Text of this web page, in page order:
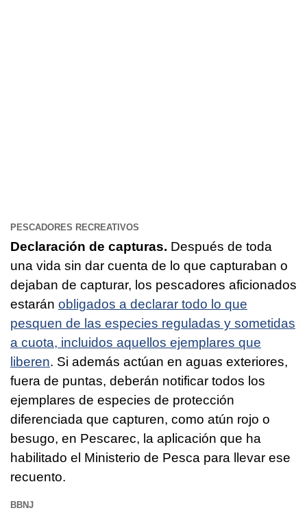
PESCADORES RECREATIVOS
Declaración de capturas. Después de toda
una vida sin dar cuenta de lo que capturaban o
dejaban de capturar, los pescadores aficionados
estarán obligados a declarar todo lo que
pesquen de las especies reguladas y sometidas
a cuota, incluidos aquellos ejemplares que
liberen. Si además actúan en aguas exteriores,
fuera de puntas, deberán notificar todos los
ejemplares de especies de protección
diferenciada que capturen, como atún rojo o
besugo, en Pescarec, la aplicación que ha
habilitado el Ministerio de Pesca para llevar ese
recuento.
BBNJ